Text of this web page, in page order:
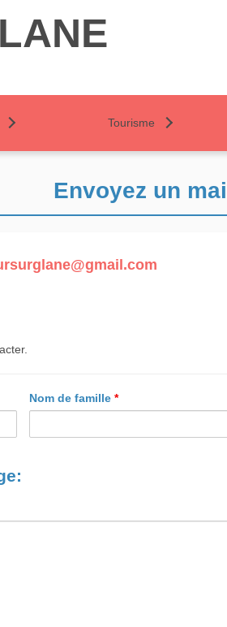
Tourisme
Envoyez un
Nom de famille*